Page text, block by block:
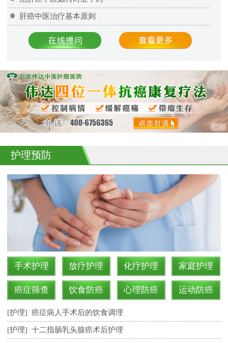
肝癌中医治疗基本原则
护理预防
手术护理 放疗护理 化疗护理 家庭护理
癌症筛查 饮食防癌 心理防癌 运动防癌
[护理] 癌症病人手术后的饮食调理
[护理] 十二指肠乳头腺癌术后护理